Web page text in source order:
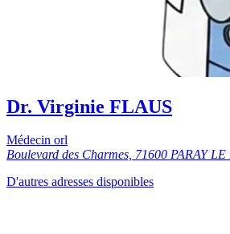
Dr. Virginie FLAUS
Médecin orl
Boulevard des Charmes, 71600 PARAY
D'autres adresses disponibles